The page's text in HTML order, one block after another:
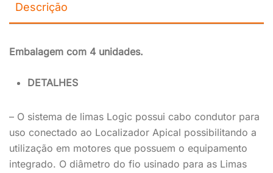
Descrição
Embalagem com 4 unidades.
DETALHES
– O sistema de limas Logic possui cabo condutor para
uso conectado ao Localizador Apical possibilitando a
utilização em motores que possuem o equipamento
integrado. O diâmetro do fio usinado para as Limas